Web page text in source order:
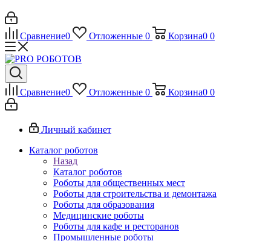
Сравнение0 Отложенные 0 Корзина0 0
Сравнение0 Отложенные 0 Корзина0 0
Личный кабинет
Каталог роботов
Назад
Каталог роботов
Роботы для общественных мест
Роботы для строительства и демонтажа
Роботы для образования
Медицинские роботы
Роботы для кафе и ресторанов
Промышленные роботы